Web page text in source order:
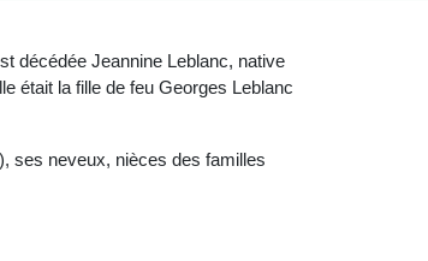
décédée Jeannine Leblanc, native
était la fille de feu Georges Leblanc
ses neveux, nièces des familles